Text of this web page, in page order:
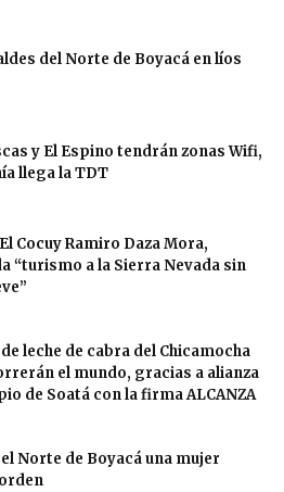
del Norte de Boyacá en líos
y El Espino tendrán zonas Wifi,
llega la TDT
Cocuy Ramiro Daza Mora,
“turismo a la Sierra Nevada sin
leche de cabra del Chicamocha
el mundo, gracias a alianza
de Soatá con la firma ALCANZA
Norte de Boyacá una mujer